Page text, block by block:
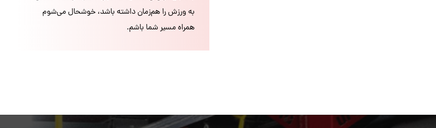
به ورزش را هم‌زمان داشته باشد، خوشحال می‌شوم
همراه مسیر شما باشم.